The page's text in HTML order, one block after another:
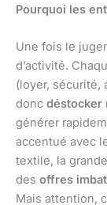
Pourquoi les
Une fois le
d’activité.
(loyer, sécurité,
donc déstocker
générer
accentué avec
textile, la
des offres
Mais attention,